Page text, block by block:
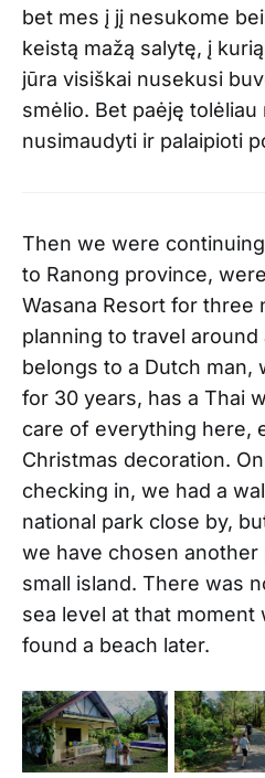
bet mes į jį nesukome
keistą mažą salytę, į
jūra visiškai nusekusi
smėlio. Bet paėję
nusimaudyti ir palaipioti
Then we were
to Ranong province,
Wasana Resort for three
planning to travel
belongs to a Dutch man,
for 30 years, has a Thai
care of everything here,
Christmas decoration.
checking in, we had a
national park close by,
we have chosen another
small island. There was
sea level at that moment
found a beach later.